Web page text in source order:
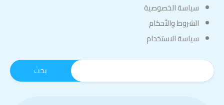
سياسة الخصوصية
الشروط والأحكام
سياسة الاستخدام